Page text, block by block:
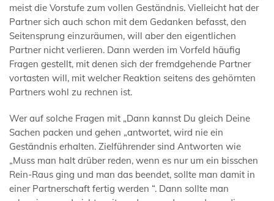
meist die Vorstufe zum vollen Geständnis. Vielleicht hat der
Partner sich auch schon mit dem Gedanken befasst, den
Seitensprung einzuräumen, will aber den eigentlichen
Partner nicht verlieren. Dann werden im Vorfeld häufig
Fragen gestellt, mit denen sich der fremdgehende Partner
vortasten will, mit welcher Reaktion seitens des gehörnten
Partners wohl zu rechnen ist.
Wer auf solche Fragen mit „Dann kannst Du gleich Deine
Sachen packen und gehen „antwortet, wird nie ein
Geständnis erhalten. Zielführender sind Antworten wie
„Muss man halt drüber reden, wenn es nur um ein bisschen
Rein-Raus ging und man das beendet, sollte man damit in
einer Partnerschaft fertig werden “. Dann sollte man